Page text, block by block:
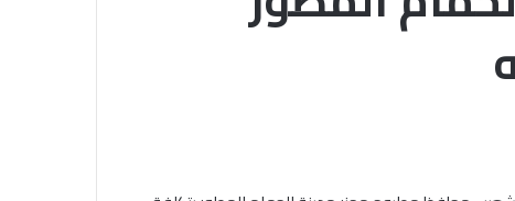
الخميس, 6 أغسطس 2026
لتحقيق الرُّقي